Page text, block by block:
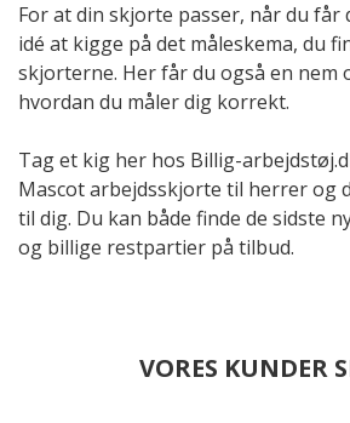
For at din skjorte passer, når du får
idé at kigge på det måleskema, du
skjorterne. Her får du også en nem
hvordan du måler dig korrekt.
Tag et kig her hos Billig-
Mascot arbejdsskjorte til herrer og
til dig. Du kan både finde de sidste
og billige restpartier på tilbud.
VORES KUNDER